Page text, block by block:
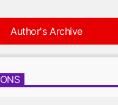
Author's Archive